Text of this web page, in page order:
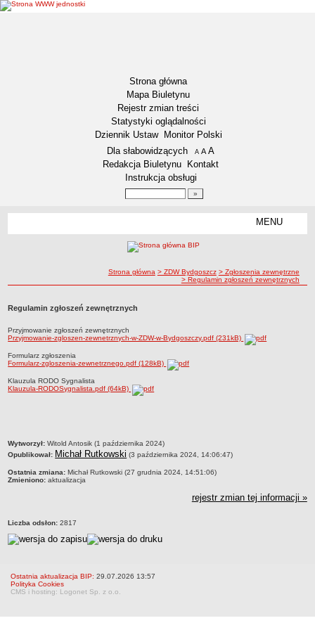
Strona główna
Mapa Biuletynu
Rejestr zmian treści
Statystyki oglądalności
Dziennik Ustaw
Monitor Polski
Menu dodatkowe
Dla słabowidzących A pomniejsz czcionkę
A standardowy rozmiar czcionki
A
Redakcja Biuletynu
Kontakt
Instrukcja obsługi
MENU
RAPORT O STANIE DOSTĘPNOŚCI
Lokalizacja
Przedmiot działalności
Nadzór nad ZDW
Regulamin Organizacyjny
Struktura organizacyjna
Schemat organizacyjny
PRACA W ZDW
Wyniki naborów
Uzgodnienie lokalizacji / przebudowy zjazdu
Uzgodnienie lokalizacji urządzeń infrastruktury technicznej
Zezwolenie na prowadzenie robót
ścieżka nawigacji
Strona główna > ZDW Bydgoszcz > Zgłoszenia zewnętrzne
> Regulamin zgłoszeń zewnętrznych
Regulamin zgłoszeń zewnętrznych
Przyjmowanie zgłoszeń zewnętrznych
Przyjmowanie-zgloszen-zewnetrznych-w-ZDW-w-Bydgoszczy.pdf (231kB)
Formularz zgłoszenia
Formularz-zgloszenia-zewnetrznego.pdf (128kB)
Klauzula RODO Sygnalista
Klauzula-RODOSygnalista.pdf (64kB)
metryczka
Wytworzył: Witold Antosik (1 października 2024)
Opublikował: Michał Rutkowski (3 października 2024, 14:06:47)
Ostatnia zmiana: Michał Rutkowski (27 grudnia 2024, 14:51:06)
Zmieniono: aktualizacja
rejestr zmian tej informacji »
Liczba odsłon: 2817
Ostatnia aktualizacja BIP: 29.07.2026 13:57
Polityka Cookies
CMS i hosting: Logonet Sp. z o.o.